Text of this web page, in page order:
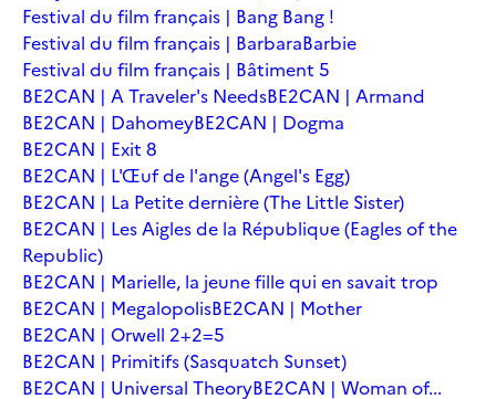
Festival du film français | Bang Bang !
Festival du film français | BarbaraBarbie
Festival du film français | Bâtiment 5
BE2CAN | A Traveler's NeedsBE2CAN | Armand
BE2CAN | DahomeyBE2CAN | Dogma
BE2CAN | Exit 8
BE2CAN | L'Œuf de l'ange (Angel's Egg)
BE2CAN | La Petite dernière (The Little Sister)
BE2CAN | Les Aigles de la République (Eagles of the
Republic)
BE2CAN | Marielle, la jeune fille qui en savait trop
BE2CAN | MegalopolisBE2CAN | Mother
BE2CAN | Orwell 2+2=5
BE2CAN | Primitifs (Sasquatch Sunset)
BE2CAN | Universal TheoryBE2CAN | Woman of...